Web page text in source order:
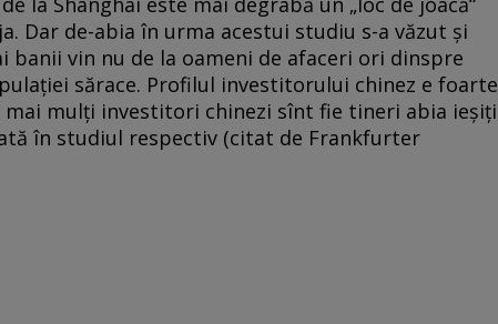
Dar de-abia în urma acestui studiu s-a văzut şi
banii vin nu de la oameni de afaceri ori dinspre
sărace. Profilul investitorului chinez e foarte
mai mulţi investitori chinezi sînt fie tineri abia ieşiţi
în studiul respectiv (citat de Frankfurter